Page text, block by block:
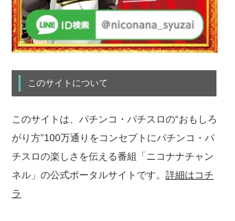
このサイトについて
このサイトは、パチンコ・パチスロの“おもしろ
がり方”100万通りをコンセプトにパチンコ・パ
チスロの楽しさを伝える番組「ニコナナチャン
ネル」の公式ポータルサイトです。 詳細はコチ
ラ